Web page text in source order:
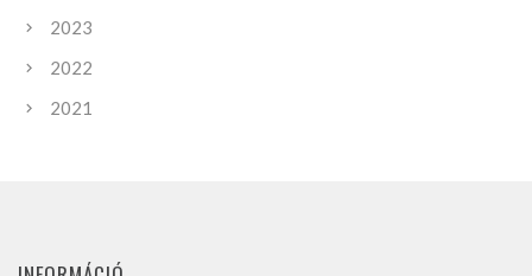
2023
2022
2021